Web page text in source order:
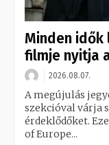
Minden
filmje nyitja
2026.08.07.
A megújulás
szekcióval várja
érdeklődőket.
of Europe...